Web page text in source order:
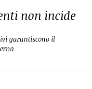
non incide
garantiscono il